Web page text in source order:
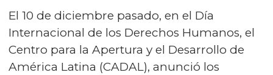
El 10 de diciembre pasado, en el Día
Internacional de los Derechos Humanos, el
Centro para la Apertura y el Desarrollo de
América Latina (CADAL), anunció los